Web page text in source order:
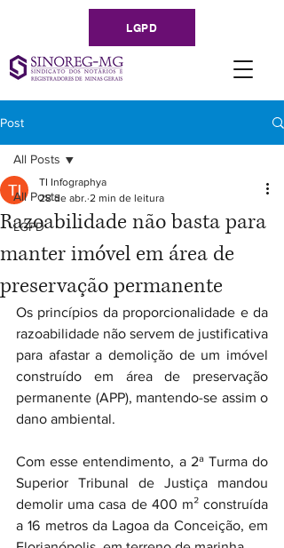
LGPD
Post
All Posts
LGPD
All Posts
Razoabilidade não basta para
manter imóvel em área de
preservação permanente
TI Infographya
28 de abr. 2 min de leitura
Os princípios da proporcionalidade e da
razoabilidade não servem de justificativa
para afastar a demolição de um imóvel
construído em área de preservação
permanente (APP), mantendo-se assim o
dano ambiental.
Com esse entendimento, a 2ª Turma do
Superior Tribunal de Justiça mandou
demolir uma casa de 400 m² construída
a 16 metros da Lagoa da Conceição, em